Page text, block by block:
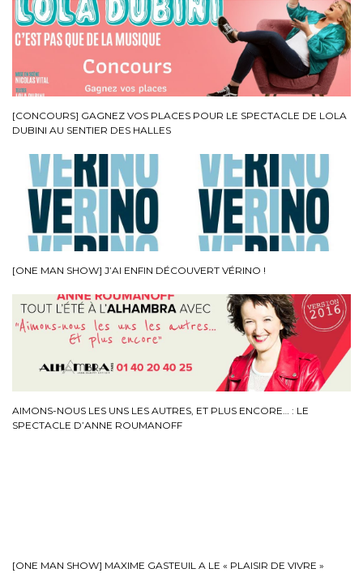
[CONCOURS] GAGNEZ VOS PLACES POUR LE SPECTACLE DE LOLA
DUBINI AU SENTIER DES HALLES
[ONE MAN SHOW] J’AI ENFIN DÉCOUVERT VÉRINO !
AIMONS-NOUS LES UNS LES AUTRES, ET PLUS ENCORE… : LE
SPECTACLE D’ANNE ROUMANOFF
[ONE MAN SHOW] MAXIME GASTEUIL A LE « PLAISIR DE VIVRE »